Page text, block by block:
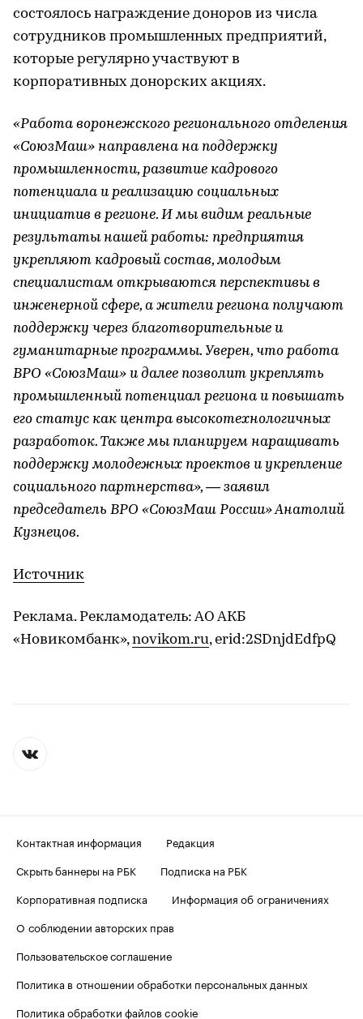
состоялось награждение доноров из числа
сотрудников промышленных предприятий,
которые регулярно участвуют в
корпоративных донорских акциях.
«Работа воронежского регионального отделения
«СоюзМаш» направлена на поддержку
промышленности, развитие кадрового
потенциала и реализацию социальных
инициатив в регионе. И мы видим реальные
результаты нашей работы: предприятия
укрепляют кадровый состав, молодым
специалистам открываются перспективы в
инженерной сфере, а жители региона получают
поддержку через благотворительные и
гуманитарные программы. Уверен, что работа
ВРО «СоюзМаш» и далее позволит укреплять
промышленный потенциал региона и повышать
его статус как центра высокотехнологичных
разработок. Также мы планируем наращивать
поддержку молодежных проектов и укрепление
социального партнерства», — заявил
председатель ВРО «СоюзМаш России» Анатолий
Кузнецов.
Источник
Реклама. Рекламодатель: АО АКБ
«Новикомбанк»,novikom.ru, erid:2SDnjdEdfpQ
Контактная информация
Редакция
Скрыть баннеры на РБК
Подписка на РБК
Корпоративная подписка
Информация об ограничениях
О соблюдении авторских прав
Пользовательское соглашение
Политика в отношении обработки персональных данных
Политика обработки файлов cookie